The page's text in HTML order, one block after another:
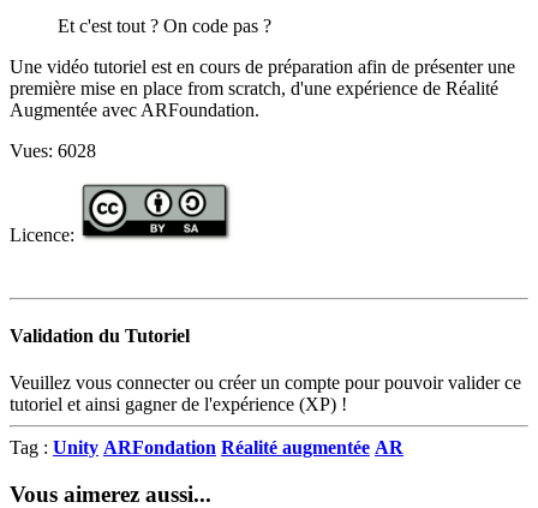
Et c'est tout ? On code pas ?
Une vidéo tutoriel est en cours de préparation afin de présenter une
première mise en place from scratch, d'une expérience de Réalité
Augmentée avec ARFoundation.
Vues: 6028
Licence:
Validation du Tutoriel
Veuillez vous connecter ou créer un compte pour pouvoir valider ce
tutoriel et ainsi gagner de l'expérience (XP) !
Tag : Unity ARFondation Réalité augmentée AR
Vous aimerez aussi...